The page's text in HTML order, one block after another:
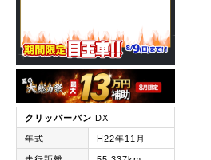
クリッパーバン DX
年式 H22年11月